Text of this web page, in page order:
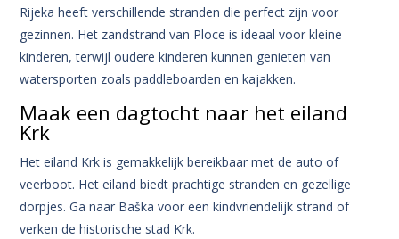
Rijeka heeft verschillende stranden die perfect zijn voor
gezinnen. Het zandstrand van Ploce is ideaal voor kleine
kinderen, terwijl oudere kinderen kunnen genieten van
watersporten zoals paddleboarden en kajakken.
Maak een dagtocht naar het eiland
Krk
Het eiland Krk is gemakkelijk bereikbaar met de auto of
veerboot. Het eiland biedt prachtige stranden en gezellige
dorpjes. Ga naar Baška voor een kindvriendelijk strand of
verken de historische stad Krk.